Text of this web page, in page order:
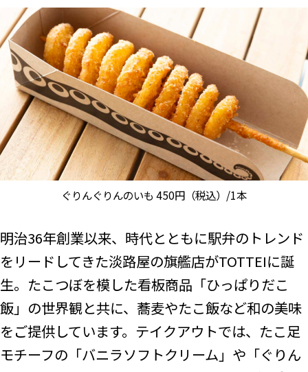
ぐりんぐりんのいも 450円（税込）/1本
明治36年創業以来、時代とともに駅弁のトレンド
をリードしてきた淡路屋の旗艦店がTOTTEIに誕
生。たこつぼを模した看板商品「ひっぱりだこ
飯」の世界観と共に、蕎麦やたこ飯など和の美味
をご提供しています。テイクアウトでは、たこ足
モチーフの「バニラソフトクリーム」や「ぐりん